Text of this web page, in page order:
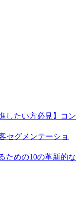
したい方必見】コン
セグメンテーショ
ための10の革新的な